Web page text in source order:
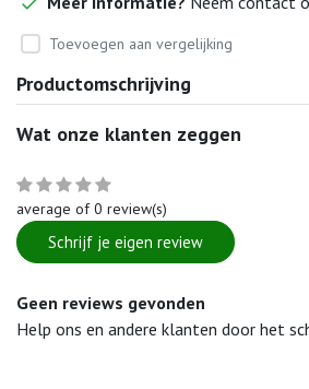
Toevoegen aan vergelijking
Productomschrijving
Wat onze klanten zeggen
average of 0 review(s)
Schrijf je eigen review
Geen reviews gevonden
Help ons en andere klanten door het